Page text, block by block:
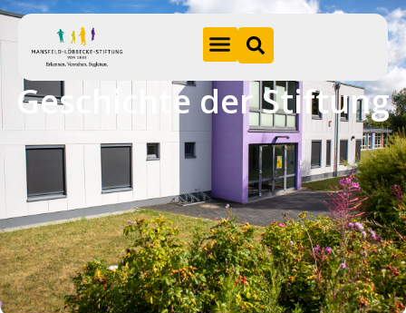
Hom
e
A
k
t
u
e
ll
e
s
Geschichte der Stiftung